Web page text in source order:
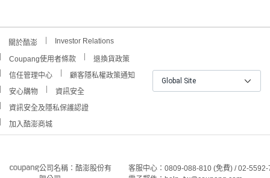
關於酷澎 Investor Relations
Coupang使用者條款
退換貨政策
信任管理中心
顧客隱私權政策通知
安心購物
資訊安全
資訊安全及隱私保護認證
加入酷澎商城
Global Site
公司名稱：酷澎股份有
客服中心：0809-088-810 (免費) / 02-